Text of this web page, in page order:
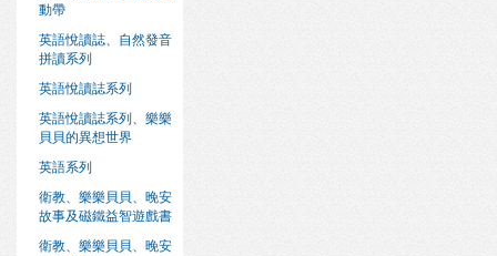
動帶
英語悅讀誌、自然發音
拼讀系列
英語悅讀誌系列
英語悅讀誌系列、樂樂
貝貝的異想世界
英語系列
衛教、樂樂貝貝、晚安
故事及磁鐵益智遊戲書
衛教、樂樂貝貝、晚安